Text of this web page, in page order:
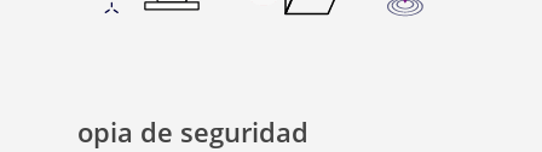
opia de seguridad